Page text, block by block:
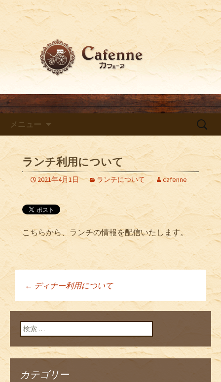
梅田でおすすめのカフェ
「Cafenne～カフェーヌ～」か
らのお知らせ
梅田でおすすめのカフェ「Cafenne～カ
フェーヌ～」からのブログ
メニュー
検
ランチ利用について
2021年4月1日 ランチについて cafenne
こちらから、ランチの情報を配信いたします。
投稿ナビゲーショ
ン
← ディナー利用について
検索:
カテゴリー